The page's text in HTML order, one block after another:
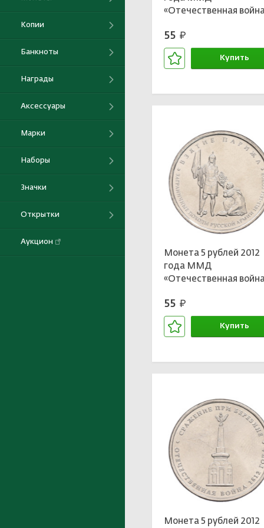
Копии
Банкноты
Награды
Аксессуары
Марки
Наборы
Значки
Открытки
Аукцион
«Отечественная
Кульма»
55 руб.
Купить
Монета 5 рублей 2012
года ММД
«Отечественная
Парижа»
55 руб.
Купить
Монета 5 рублей 2012